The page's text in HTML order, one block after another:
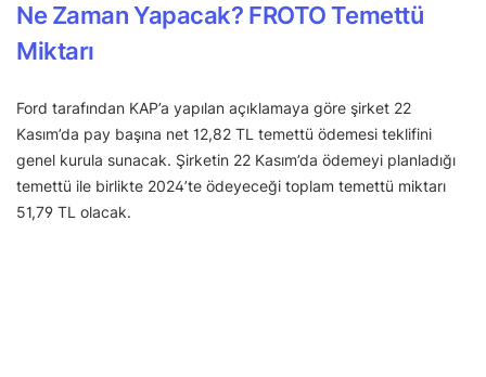
Ne Zaman Yapacak? FROTO Temettü
Miktarı
Ford tarafından KAP’a yapılan açıklamaya göre şirket 22
Kasım’da pay başına net 12,82 TL temettü ödemesi teklifini
genel kurula sunacak. Şirketin 22 Kasım’da ödemeyi planladığı
temettü ile birlikte 2024’te ödeyeceği toplam temettü miktarı
51,79 TL olacak.